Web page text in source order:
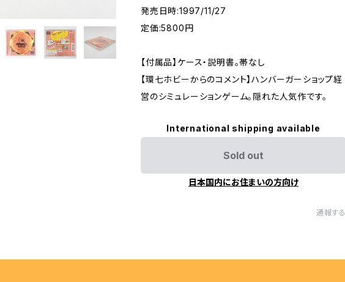
SATURN
CAST
発売日時:1997/11/27
定価:5800円
【付属品】ケース・説明書。帯なし
【環七ホビーからのコメント】ハンバーガーショップ経
営のシミュレーションゲーム。隠れた人気作です。
International shipping available
Sold out
日本国内にお住まいの方向け
通報する